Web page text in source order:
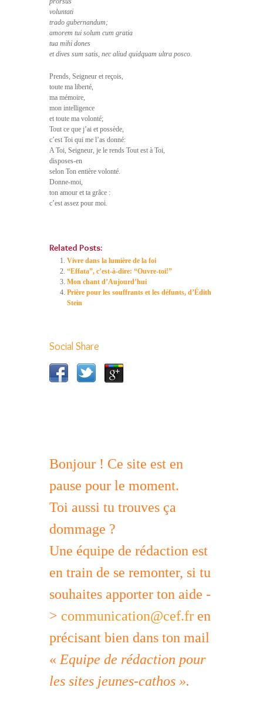
voluntati
trado gubernandum;
amorem tui solum cum gratia
tua mihi dones
et dives sum satis, nec aliud quidquam ultra posco.
Prends, Seigneur et reçois,
toute ma liberté,
ma mémoire,
mon intelligence
et toute ma volonté;
Tout ce que j’ai et possède,
c’est Toi qui me l’as donné:
A Toi, Seigneur, je le rends Tout est à Toi,
disposes-en
selon Ton entière volonté.
Donne-moi,
ton amour et ta grâce :
c’est assez pour moi.
Related Posts:
Vivre dans la lumière de la foi
“Effata”, c’est-à-dire: “Ouvre-toi!”
Mon chant d’Aujourd’hui
Prière pour les souffrants et les défunts, d’Édith
Stein
Social Share
Bonjour ! Ce site est en
pause pour le moment.
Toi aussi tu trouves ça
dommage ?
Une équipe de rédaction est
en train de se remonter, si tu
souhaites apporter ton aide -
> communication@cef.fr en
précisant bien dans ton mail
« Equipe de rédaction pour
les sites jeunes-cathos ».